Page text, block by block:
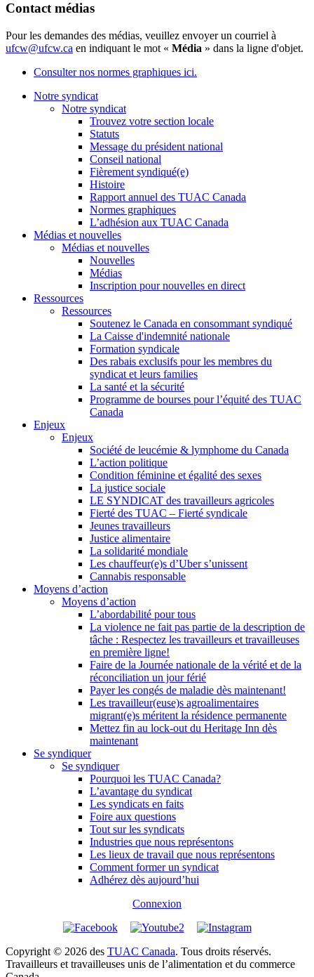
Contact médias
Pour les demandes des médias, veuillez envoyer un courriel à
ufcw@ufcw.ca en indiquant le mot « Média » dans la ligne d'objet.
Consulter nos normes graphiques ici.
Notre syndicat
Notre syndicat
Trouvez votre section locale
Statuts
Message du président national
Conseil national
Fièrement syndiqué(e)
Histoire
Rapport annuel des TUAC Canada
Normes graphiques
L’adhésion aux TUAC Canada
Médias et nouvelles
Médias et nouvelles
Nouvelles
Médias
Inscription pour nouvelles en direct
Ressources
Ressources
Soutenez le Canada en consommant syndiqué
La Caisse d'indemnité nationale
Formation syndicale
Des rabais exclusifs pour les membres du
syndicat et leurs families
La santé et la sécurité
Programme de bourses pour l’équité des TUAC
Canada
Enjeux
Enjeux
Société de leucémie & lymphome du Canada
L’action politique
Condition féminine et égalité des sexes
La justice sociale
LE SYNDICAT des travailleurs agricoles
Fierté des TUAC – Fierté syndicale
Jeunes travailleurs
Justice alimentaire
La solidarité mondiale
Les chauffeur(e)s d’Uber s’unissent
Cannabis responsable
Moyens d’action
Moyens d’action
L’abordabilité pour tous
La violence ne fait pas partie de la description de
tâche : Respectez les travailleurs et travailleuses
en première ligne!
Faire de la Journée nationale de la vérité et de la
réconciliation un jour férié
Payer les congés de maladie dès maintenant!
Les travailleur(euse)s agroalimentaires
migrant(e)s méritent la résidence permanente
Mettez fin au lock-out du Heritage Inn dès
maintenant
Se syndiquer
Se syndiquer
Pourquoi les TUAC Canada?
L’avantage du syndicat
Les syndicats en faits
Foire aux questions
Tout sur les syndicats
Industries que nous représentons
Les lieux de travail que nous représentons
Comment former un syndicat
Adhérez dès aujourd’hui
Connexion
Copyright © 2026 des TUAC Canada. Tous droits réservés.
Travailleurs et travailleuses unis de l’alimentation et du commerce